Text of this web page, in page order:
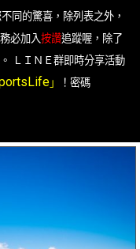
的驚喜，除列表之外，
必加入按讚追蹤喔，除了
ＬＩＮＥ群即時分享活動
」
！密碼